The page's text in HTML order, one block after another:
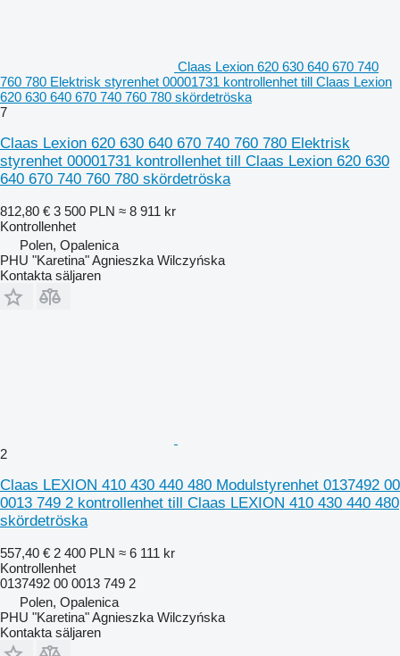
Claas Lexion 620 630 640 670 740
760 780 Elektrisk styrenhet 00001731 kontrollenhet till Claas Lexion
620 630 640 670 740 760 780 skördetröska
7
Claas Lexion 620 630 640 670 740 760 780 Elektrisk
styrenhet 00001731 kontrollenhet till Claas Lexion 620 630
640 670 740 760 780 skördetröska
812,80 € 3 500 PLN ≈ 8 911 kr
Kontrollenhet
Polen, Opalenica
PHU "Karetina" Agnieszka Wilczyńska
Kontakta säljaren
2
Claas LEXION 410 430 440 480 Modulstyrenhet 0137492 00
0013 749 2 kontrollenhet till Claas LEXION 410 430 440 480
skördetröska
557,40 € 2 400 PLN ≈ 6 111 kr
Kontrollenhet
0137492 00 0013 749 2
Polen, Opalenica
PHU "Karetina" Agnieszka Wilczyńska
Kontakta säljaren